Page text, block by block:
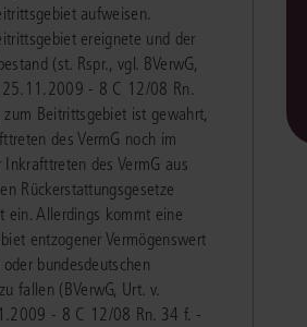
aufweisen.
ereignete und der
(st. Rspr., vgl. BVerwG,
- 8 C 12/08 Rn.
Beitrittsgebiet ist gewahrt,
des VermG noch im
des VermG aus
Rückerstattungsgesetze
ein. Allerdings kommt eine
entzogener Vermögenswert
bundesdeutschen
fallen (BVerwG, Urt. v.
- 8 C 12/08 Rn. 34 f. -